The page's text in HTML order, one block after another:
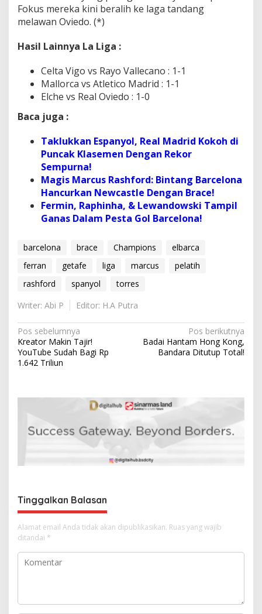
Fokus mereka kini beralih ke laga tandang
melawan Oviedo. (*)
Hasil Lainnya La Liga :
Celta Vigo vs Rayo Vallecano : 1-1
Mallorca vs Atletico Madrid : 1-1
Elche vs Real Oviedo : 1-0
Baca juga :
Taklukkan Espanyol, Real Madrid Kokoh di
Puncak Klasemen Dengan Rekor
Sempurna!
Magis Marcus Rashford: Bintang Barcelona
Hancurkan Newcastle Dengan Brace!
Fermin, Raphinha, & Lewandowski Tampil
Ganas Dalam Pesta Gol Barcelona!
barcelona brace Champions
elbarca
ferran
getafe liga marcus
pelatih
rashford
spanyol
torres
Writer: Abi P
Editor: H.A Putra
N
a
v
g
p
s
Pos sebelumnya
Kreator Makin Tajir!
YouTube Sudah Bagi Rp
1.642 Triliun
Pos berikutnya
Badai Hantam Hong Kong,
Bandara Ditutup Total!
Tinggalkan Balasan
Alamat email Anda tidak akan dipublikasikan. Ruas yang wajib
ditandai *